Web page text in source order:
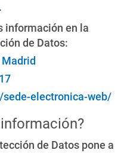
.
información en la
de Datos:
electronica-web/
de Datos pone a